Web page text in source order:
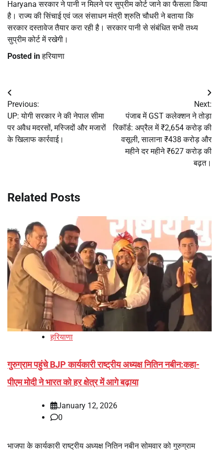
Haryana सरकार ने पानी न मिलने पर सुप्रीम कोर्ट जाने का फैसला किया
है। राज्य की सिंचाई एवं जल संसाधन मंत्री श्रुति चौधरी ने बताया कि
सरकार दस्तावेज तैयार करा रही है। सरकार पानी से संबंधित सभी तथ्य
सुप्रीम कोर्ट में रखेगी।
Posted inहरियाणा
Post
navigation
Previous:
UP: योगी सरकार ने की नेपाल सीमा
पर अवैध मदरसों, मस्जिदों और मजारों
के खिलाफ कार्रवाई।
Next:
पंजाब में GST कलेक्शन ने तोड़ा
रिकॉर्ड: अप्रैल में ₹2,654 करोड़ की
वसूली, सालाना ₹438 करोड़ और
महीने दर महीने ₹627 करोड़ की
बढ़त।
Related Posts
हरियाणा
गुरुग्राम पहुंचे BJP कार्यकारी राष्ट्रीय अध्यक्ष नितिन नबीन:कहा-
पीएम मोदी ने भारत को हर क्षेत्र में आगे बढ़ाया
January 12, 2026
0
भाजपा के कार्यकारी राष्ट्रीय अध्यक्ष नितिन नबीन सोमवार को गुरुग्राम